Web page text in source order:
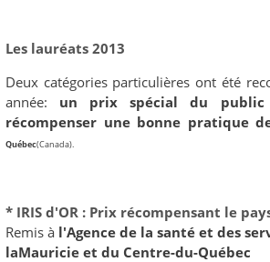
Les lauréats 2013
Deux catégories particulières ont été
année: un prix spécial du public
récompenser une bonne pratique
Québec(Canada).
* IRIS d'OR : Prix récompensant le
Remis à l'Agence de la santé et des
laMauricie et du Centre-du-Québec